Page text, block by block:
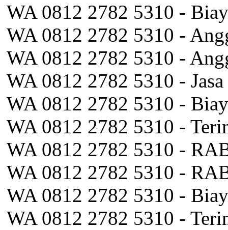
WA 0812 2782 5310 -
WA 0812 2782 5310 -
WA 0812 2782 5310 -
WA 0812 2782 5310 -
WA 0812 2782 5310 -
WA 0812 2782 5310 -
WA 0812 2782 5310 -
WA 0812 2782 5310 -
WA 0812 2782 5310 -
WA 0812 2782 5310 -